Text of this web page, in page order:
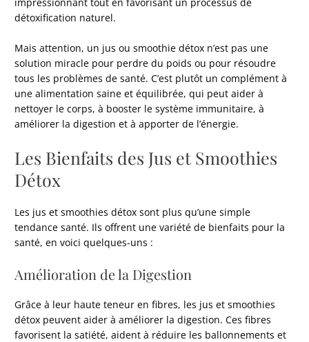
détoxification naturel.
Mais attention, un jus ou smoothie détox n’est pas une
solution miracle pour perdre du poids ou pour résoudre
tous les problèmes de santé. C’est plutôt un complément à
une alimentation saine et équilibrée, qui peut aider à
nettoyer le corps, à booster le système immunitaire, à
améliorer la digestion et à apporter de l’énergie.
Les Bienfaits des Jus et Smoothies
Détox
Les jus et smoothies détox sont plus qu’une simple
tendance santé. Ils offrent une variété de bienfaits pour la
santé, en voici quelques-uns :
Amélioration de la Digestion
Grâce à leur haute teneur en fibres, les jus et smoothies
détox peuvent aider à améliorer la digestion. Ces fibres
favorisent la satiété, aident à réduire les ballonnements et